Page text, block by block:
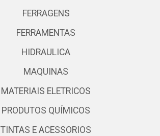
FERRAGENS
FERRAMENTAS
HIDRAULICA
MAQUINAS
MATERIAIS ELETRICOS
PRODUTOS QUÍMICOS
TINTAS E ACESSORIOS